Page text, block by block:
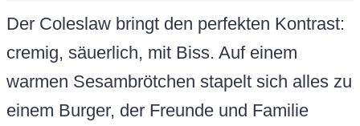
Der Coleslaw bringt den perfekten Kontrast:
cremig, säuerlich, mit Biss. Auf einem
warmen Sesambrötchen stapelt sich alles zu
einem Burger, der Freunde und Familie